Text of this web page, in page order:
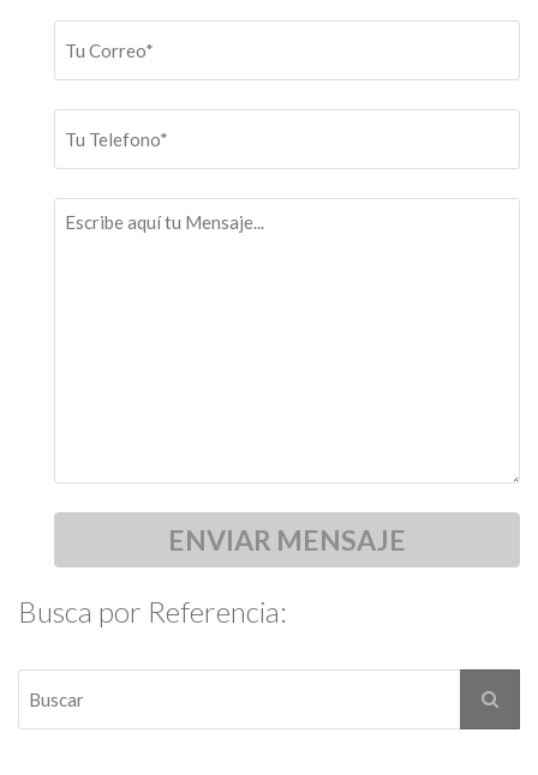
Busca por Referencia: